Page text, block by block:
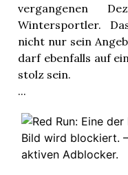
vergangenen
Wintersportler.
nicht nur sein
darf ebenfalls auf
stolz sein.
...